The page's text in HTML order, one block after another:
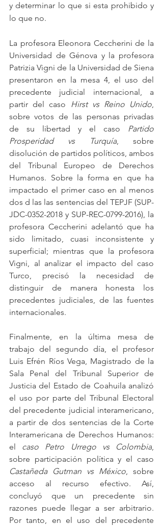
y determinar lo que si esta prohibido y
lo que no.
La profesora Eleonora Ceccherini de la
Universidad de Génova y la profesora
Patrizia Vigni de la Universidad de Siena
presentaron en la mesa 4, el uso del
precedente judicial internacional, a
partir del caso Hirst vs Reino Unido,
sobre votos de las personas privadas
de su libertad y el caso Partido
Prosperidad vs Turquía, sobre
disolución de partidos políticos, ambos
del Tribunal Europeo de Derechos
Humanos. Sobre la forma en que ha
impactado el primer caso en al menos
dos d las las sentencias del TEPJF (SUP-
JDC-0352-2018 y SUP-REC-0799-2016), la
profesora Ceccherini adelantó que ha
sido limitado, cuasi inconsistente y
superficial; mientras que la profesora
Vigni, al analizar el impacto del caso
Turco, precisó la necesidad de
distinguir de manera honesta los
precedentes judiciales, de las fuentes
internacionales.
Finalmente, en la última mesa de
trabajo del segundo día, el profesor
Luis Efrén Ríos Vega, Magistrado de la
Sala Penal del Tribunal Superior de
Justicia del Estado de Coahuila analizó
el uso por parte del Tribunal Electoral
del precedente judicial interamericano,
a partir de dos sentencias de la Corte
Interamericana de Derechos Humanos:
el caso Petro Urrego vs Colombia,
Castañeda Gutman vs México, sobre
acceso al recurso efectivo. Así,
concluyó que un precedente sin
razones puede llegar a ser arbitrario.
Por tanto, en el uso del precedente